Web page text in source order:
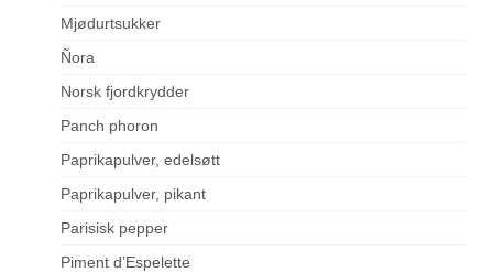
Mjødurtsukker
Ñora
Norsk fjordkrydder
Panch phoron
Paprikapulver, edelsøtt
Paprikapulver, pikant
Parisisk pepper
Piment d’Espelette